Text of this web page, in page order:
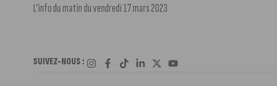
L’info du matin du vendredi 17 mars 2023
SUIVEZ-NOUS :